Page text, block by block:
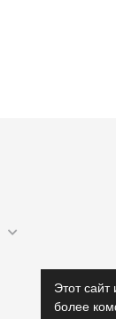
Этот
более